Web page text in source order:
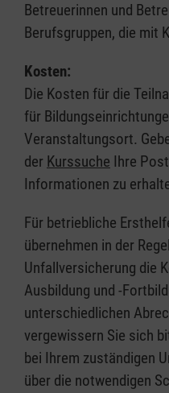
Betreuerinnen und
Berufsgruppen, die mit
Kosten:
Die Kosten für die
für
Veranstaltungsort.
der Kurssuche Ihre
Informationen zu
Für betriebliche
übernehmen in der
Unfallversicherung die
Ausbildung und -
unterschiedlichen
vergewissern Sie sich
bei Ihrem zuständigen
über die notwendigen